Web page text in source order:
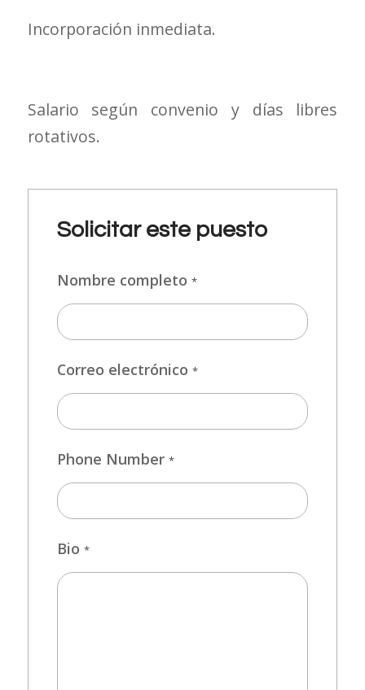
Incorporación inmediata.
Salario según convenio y días libres
rotativos.
Solicitar este puesto
Nombre completo *
Correo electrónico *
Phone Number *
Bio *